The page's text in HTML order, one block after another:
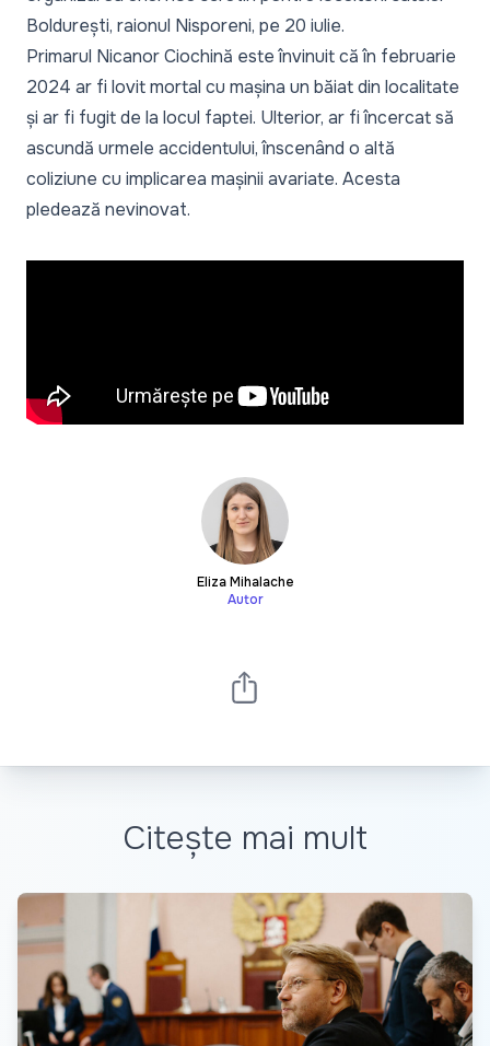
Boldurești, raionul Nisporeni, pe 20 iulie.
Primarul Nicanor Ciochină este învinuit că în februarie
2024 ar fi lovit mortal cu mașina un băiat din localitate
și ar fi fugit de la locul faptei. Ulterior, ar fi încercat să
ascundă urmele accidentului, înscenând o altă
coliziune cu implicarea mașinii avariate. Acesta
pledează nevinovat.
Eliza Mihalache
Autor
Citește mai mult